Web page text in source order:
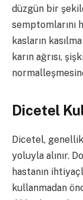
düzgün bir
semptomlarını
kasların
karın ağrısı,
Dicetel
Dicetel,
yoluyla alınır.
hastanın
kullanmadan